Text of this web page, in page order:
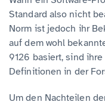
Standard also nicht
Norm ist jedoch ihr
auf dem wohl
9126 basiert, sind
Definitionen in der
Um den Nachteilen